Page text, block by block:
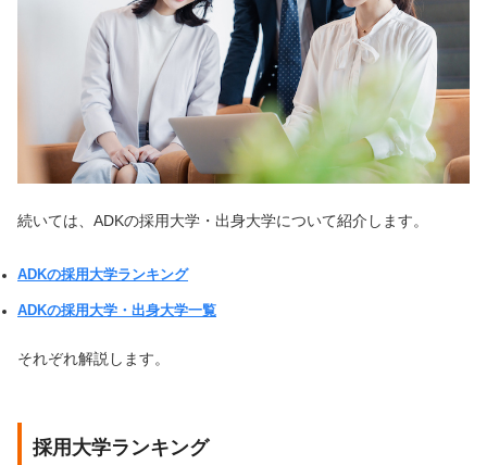
続いては、ADKの採用大学・出身大学について紹介します。
ADKの採用大学ランキング
ADKの採用大学・出身大学一覧
それぞれ解説します。
採用大学ランキング